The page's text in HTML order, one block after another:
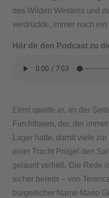
des Wilden Westens und
verdrückte, immer noch
Hör dir den Podcast zu
Einst spielte er, an der
Furchtlosen, der, der
Lager hatte, damit viele
einer Tracht Prügel den
gelaunt verließ. Die Rede
sicher bereits – von
bürgerlicher Name Mario